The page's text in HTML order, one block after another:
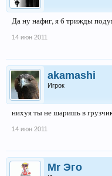
Да ну нафиг, я б трижды
14 июн 2011
akamashi
Игрок
нихyя ты не шаришь в
14 июн 2011
Mr Эго